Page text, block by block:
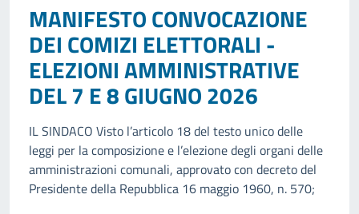
MANIFESTO CONVOCAZIONE
DEI COMIZI ELETTORALI -
ELEZIONI AMMINISTRATIVE
DEL 7 E 8 GIUGNO 2026
IL SINDACO Visto l’articolo 18 del testo unico delle
leggi per la composizione e l’elezione degli organi delle
amministrazioni comunali, approvato con decreto del
Presidente della Repubblica 16 maggio 1960, n. 570;